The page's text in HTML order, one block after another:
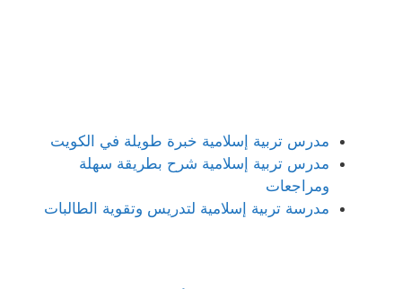
مدرس تربية إسلامية خبرة طويلة في الكويت
مدرس تربية إسلامية شرح بطريقة سهلة
ومراجعات
مدرسة تربية إسلامية لتدريس وتقوية الطالبات